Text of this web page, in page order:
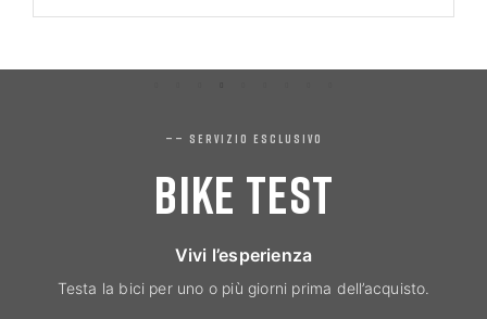
—— SERVIZIO ESCLUSIVO
BIKE TEST
Vivi l’esperienza
Testa la bici per uno o più giorni prima dell’acquisto.